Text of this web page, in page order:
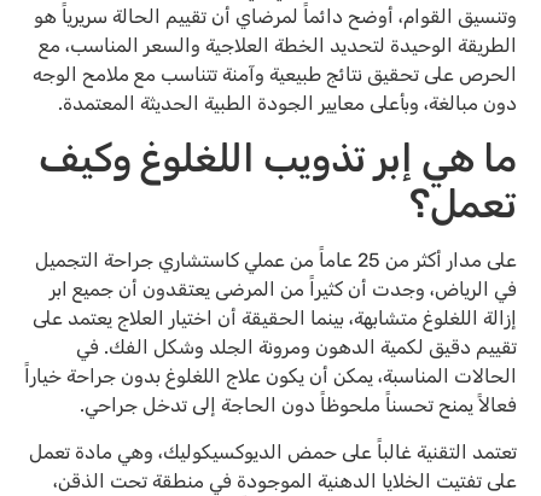
وتنسيق القوام، أوضح دائماً لمرضاي أن تقييم الحالة سريرياً هو
الطريقة الوحيدة لتحديد الخطة العلاجية والسعر المناسب، مع
الحرص على تحقيق نتائج طبيعية وآمنة تتناسب مع ملامح الوجه
دون مبالغة، وبأعلى معايير الجودة الطبية الحديثة المعتمدة.
ما هي إبر تذويب اللغلوغ وكيف
تعمل؟
على مدار أكثر من 25 عاماً من عملي كاستشاري جراحة التجميل
في الرياض، وجدت أن كثيراً من المرضى يعتقدون أن جميع ابر
إزالة اللغلوغ متشابهة، بينما الحقيقة أن اختيار العلاج يعتمد على
تقييم دقيق لكمية الدهون ومرونة الجلد وشكل الفك. في
الحالات المناسبة، يمكن أن يكون علاج اللغلوغ بدون جراحة خياراً
فعالاً يمنح تحسناً ملحوظاً دون الحاجة إلى تدخل جراحي.
تعتمد التقنية غالباً على حمض الديوكسيكوليك، وهي مادة تعمل
على تفتيت الخلايا الدهنية الموجودة في منطقة تحت الذقن،